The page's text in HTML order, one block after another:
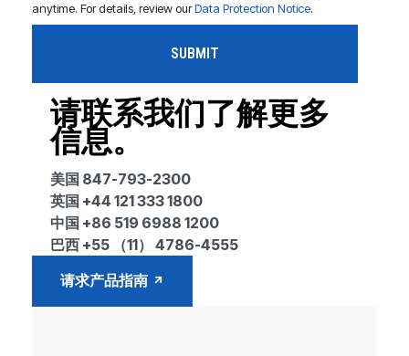
anytime. For details, review ourData Protection Notice.
请联系我们了解更多
信息。
美国 847-793-2300
英国 +44 121 333 1800
中国 +86 519 6988 1200
巴西 +55 （11） 4786-4555
请求产品指南